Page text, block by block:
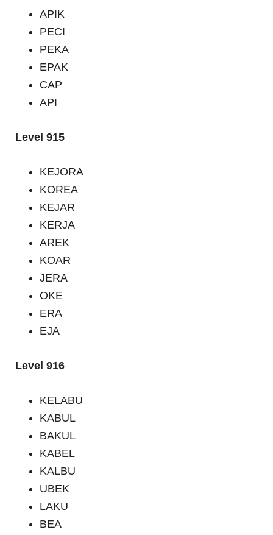
APIK
PECI
PEKA
EPAK
CAP
API
Level 915
KEJORA
KOREA
KEJAR
KERJA
AREK
KOAR
JERA
OKE
ERA
EJA
Level 916
KELABU
KABUL
BAKUL
KABEL
KALBU
UBEK
LAKU
BEA